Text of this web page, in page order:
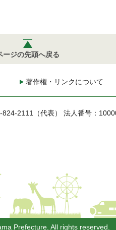
ージの先頭へ戻る
著作権・リンクについて
2111（代表） 法人番号：
Prefecture. All rights reserved.